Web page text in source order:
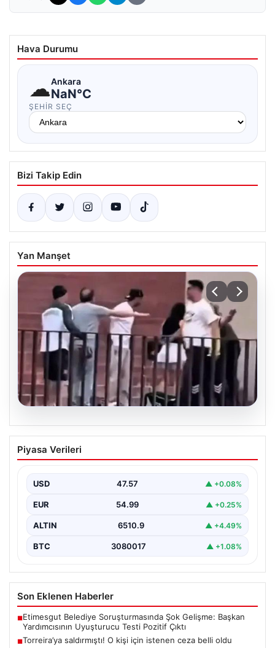
Hava Durumu
☁Ankara
NaN°C
ŞEHIR SEÇ
Bizi Takip Edin
Yan Manşet
05.08.2026
Torreira’ya saldırmıştı! O kişi için
istenen ceza belli oldu
Piyasa Verileri
USD 47.57 ▲ +0.08%
EUR 54.99 ▲ +0.25%
ALTIN 6510.9 ▲ +4.49%
BTC 3080017 ▲ +1.08%
Son Eklenen Haberler
■Etimesgut Belediye Soruşturmasında Şok Gelişme: Başkan
Yardımcısının Uyuşturucu Testi Pozitif Çıktı
■Torreira’ya saldırmıştı! O kişi için istenen ceza belli oldu